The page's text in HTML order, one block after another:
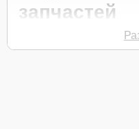
запчастей
Для ремонта ноутбука